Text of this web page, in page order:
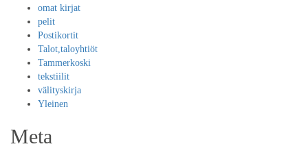
omat kirjat
pelit
Postikortit
Talot,taloyhtiöt
Tammerkoski
tekstiilit
välityskirja
Yleinen
Meta